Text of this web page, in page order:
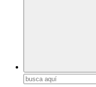
Buscar: